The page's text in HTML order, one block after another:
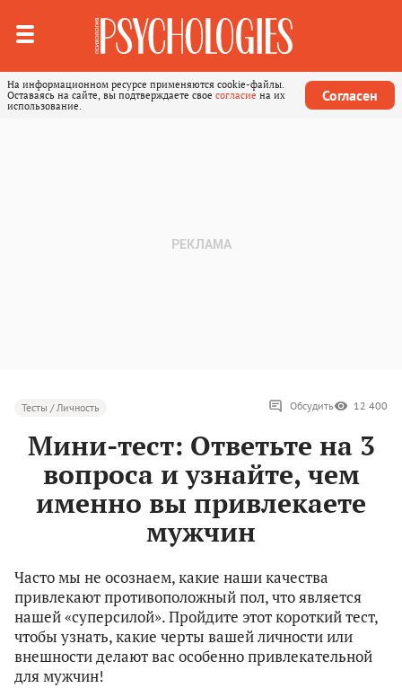
На информационном ресурсе применяются cookie-файлы.
Оставаясь на сайте, вы подтверждаете свое согласие на их
использование.
Согласен
Тесты / Личность Обсудить 12 400
Мини-тест: Ответьте на 3
вопроса и узнайте, чем
именно вы привлекаете
мужчин
Часто мы не осознаем, какие наши качества
привлекают противоположный пол, что является
нашей «суперсилой». Пройдите этот короткий тест,
чтобы узнать, какие черты вашей личности или
внешности делают вас особенно привлекательной
для мужчин!